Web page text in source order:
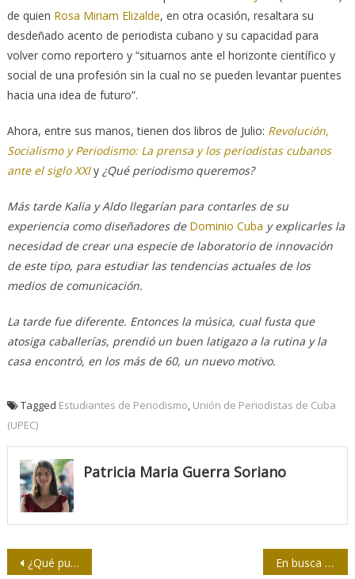
de quien Rosa Miriam Elizalde, en otra ocasión, resaltara su
desdeñado acento de periodista cubano y su capacidad para
volver como reportero y “situarnos ante el horizonte científico y
social de una profesión sin la cual no se pueden levantar puentes
hacia una idea de futuro”.
Ahora, entre sus manos, tienen dos libros de Julio: Revolución,
Socialismo y Periodismo: La prensa y los periodistas cubanos
ante el siglo XXIy ¿Qué periodismo queremos?
Más tarde Kalia y Aldo llegarían para contarles de su
experiencia como diseñadores de Dominio Cuba y explicarles la
necesidad de crear una especie de laboratorio de innovación
de este tipo, para estudiar las tendencias actuales de los
medios de comunicación.
La tarde fue diferente. Entonces la música, cual fusta que
atosiga caballerías, prendió un buen latigazo a la rutina y la
casa encontró, en los más de 60, un nuevo motivo.
Tagged Estudiantes de Periodismo, Unión de Periodistas de Cuba
(UPEC)
Patricia Maria Guerra Soriano
Navegación
¿Qué publicaciones existían en Cuba antes de 1959? En busca del arquetipo